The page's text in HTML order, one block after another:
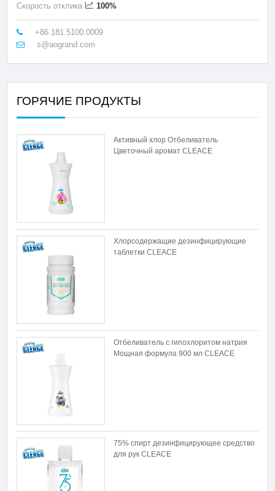
Скорость отклика
100%
+86.181.5100.0009
s@aogrand.com
ГОРЯЧИЕ ПРОДУКТЫ
Активный хлор Отбеливатель
Цветочный аромат CLEACE
Хлорсодержащие дезинфицирующие
таблетки CLEACE
Отбеливатель с гипохлоритом натрия
Мощная формула 900 мл CLEACE
75% спирт дезинфицирующее средство
для рук CLEACE